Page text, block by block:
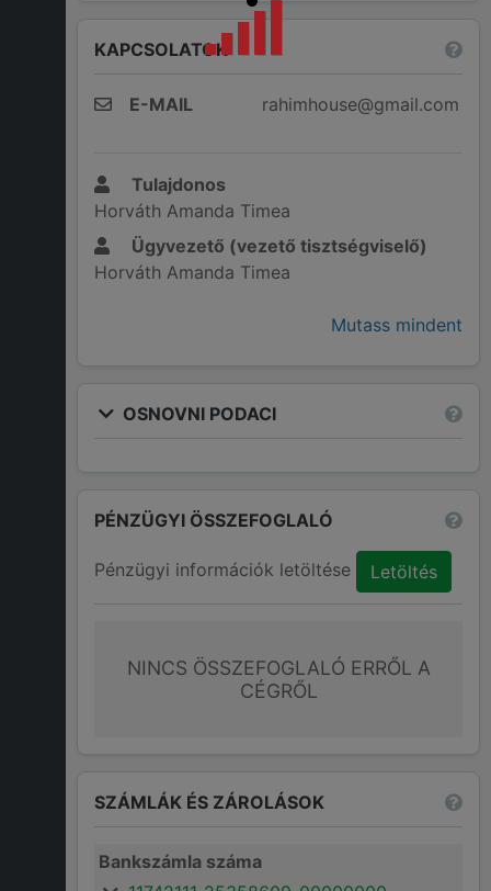
KAPCSOLATOK
E-MAIL rahimhouse@gmail.com
Tulajdonos
Horváth Amanda Timea
Ügyvezető (vezető tisztségviselő)
Horváth Amanda Timea
Mutass mindent
OSNOVNI PODACI
PÉNZÜGYI ÖSSZEFOGLALÓ
Pénzügyi információk letöltése Letöltés
NINCS ÖSSZEFOGLALÓ ERRŐL A
CÉGRŐL
SZÁMLÁK ÉS ZÁROLÁSOK
Bankszámla száma